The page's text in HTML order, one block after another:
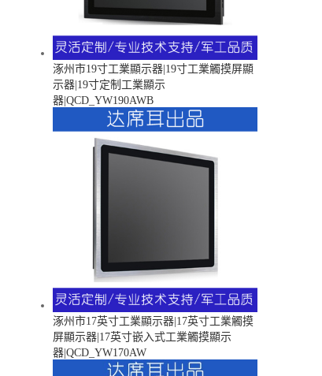
涿州市19寸工業顯示器|19寸工業觸摸屏顯
示器|19寸定制工業顯示
器|QCD_YW190AWB
涿州市17英寸工業顯示器|17英寸工業觸摸
屏顯示器|17英寸嵌入式工業觸摸顯示
器|QCD_YW170AW